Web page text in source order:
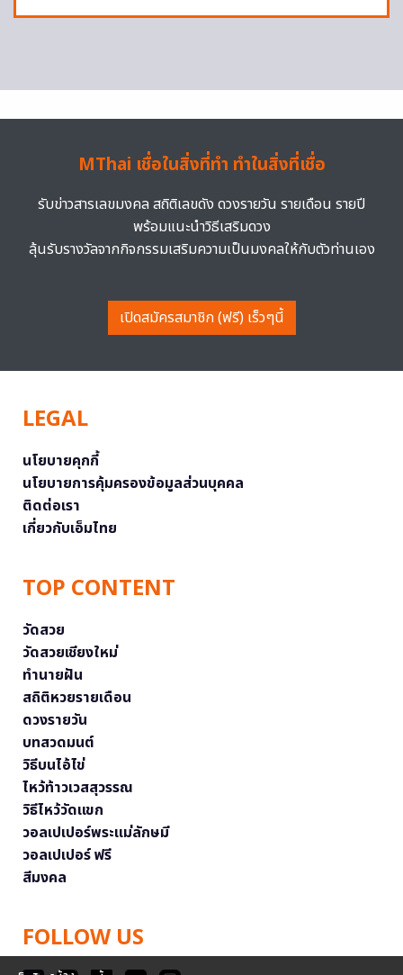
MThai เชื่อในสิ่งที่ทำ ทำในสิ่งที่เชื่อ
รับข่าวสารเลขมงคล สถิติเลขดัง ดวงรายวัน รายเดือน รายปี
พร้อมแนะนำวิธีเสริมดวง
ลุ้นรับรางวัลจากกิจกรรมเสริมความเป็นมงคลให้กับตัวท่านเอง
เปิดสมัครสมาชิก (ฟรี) เร็วๆนี้
LEGAL
นโยบายคุกกี้
นโยบายการคุ้มครองข้อมูลส่วนบุคคล
ติดต่อเรา
เกี่ยวกับเอ็มไทย
TOP CONTENT
วัดสวย
วัดสวยเชียงใหม่
ทำนายฝัน
สถิติหวยรายเดือน
ดวงรายวัน
บทสวดมนต์
วิธีบนไอ้ไข่
ไหว้ท้าวเวสสุวรรณ
วิธีไหว้วัดแขก
วอลเปเปอร์พระแม่ลักษมี
วอลเปเปอร์ ฟรี
สีมงคล
FOLLOW US